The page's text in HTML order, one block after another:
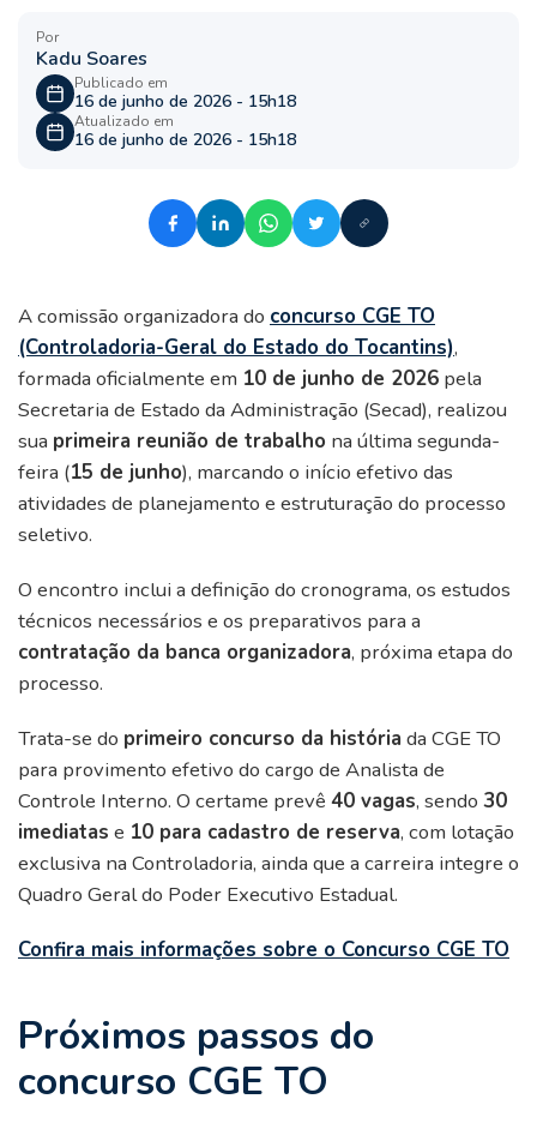
Por
Kadu Soares
Publicado em
16 de junho de 2026 - 15h18
Atualizado em
16 de junho de 2026 - 15h18
A comissão organizadora do concurso CGE TO
(Controladoria-Geral do Estado do Tocantins),
formada oficialmente em 10 de junho de 2026 pela
Secretaria de Estado da Administração (Secad), realizou
sua primeira reunião de trabalho na última segunda-
feira (15 de junho), marcando o início efetivo das
atividades de planejamento e estruturação do processo
seletivo.
O encontro inclui a definição do cronograma, os estudos
técnicos necessários e os preparativos para a
contratação da banca organizadora, próxima etapa do
processo.
Trata-se do primeiro concurso da história da CGE TO
para provimento efetivo do cargo de Analista de
Controle Interno. O certame prevê 40 vagas, sendo 30
imediatas e 10 para cadastro de reserva, com lotação
exclusiva na Controladoria, ainda que a carreira integre o
Quadro Geral do Poder Executivo Estadual.
Confira mais informações sobre o Concurso CGE TO
Próximos passos do
concurso CGE TO